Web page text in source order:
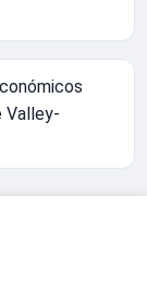
Valley-